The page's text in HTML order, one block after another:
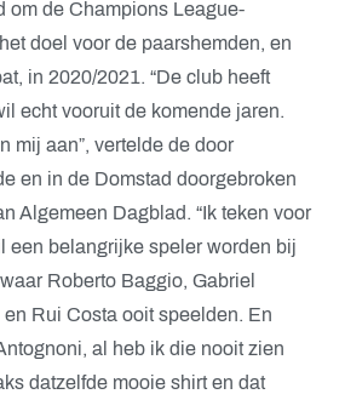
om de Champions League-
doel voor de paarshemden, en
in 2020/2021. “De club heeft
echt vooruit de komende jaren.
mij aan”, vertelde de door
en in de Domstad doorgebroken
Algemeen Dagblad. “Ik teken voor
een belangrijke speler worden bij
Roberto Baggio, Gabriel
en Rui Costa ooit speelden. En
al heb ik die nooit zien
datzelfde mooie shirt en dat